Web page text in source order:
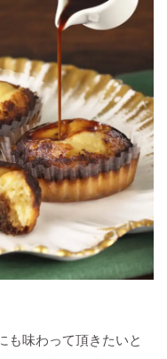
も味わって頂きたいと